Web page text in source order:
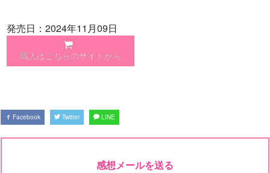
発売日：2024年11月09日
購入はこちらのサイトから
Facebook Twitter LINE
感想メールを送る